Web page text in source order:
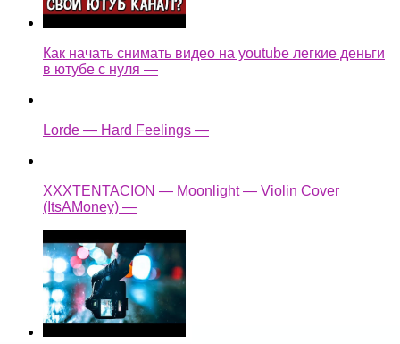
Как начать снимать видео на youtube легкие деньги
в ютубе с нуля —
Lorde — Hard Feelings —
XXXTENTACION — Moonlight — Violin Cover
(ItsAMoney) —